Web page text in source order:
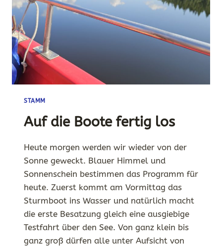
STAMM
Auf die Boote fertig los
Heute morgen werden wir wieder von der
Sonne geweckt. Blauer Himmel und
Sonnenschein bestimmen das Programm für
heute. Zuerst kommt am Vormittag das
Sturmboot ins Wasser und natürlich macht
die erste Besatzung gleich eine ausgiebige
Testfahrt über den See. Von ganz klein bis
ganz groß dürfen alle unter Aufsicht von